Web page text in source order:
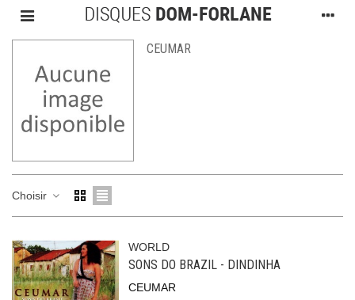
CEUMAR
Choisir
WORLD
SONS DO BRAZIL - DINDINHA
CEUMAR